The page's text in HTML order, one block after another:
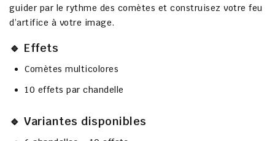
guider par le rythme des comètes et construisez votre feu
d’artifice à votre image.
🔹 Effets
Comètes multicolores
10 effets par chandelle
🔹 Variantes disponibles